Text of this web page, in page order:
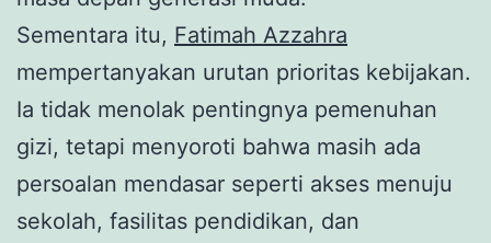
Sementara itu, Fatimah Azzahra
mempertanyakan urutan prioritas kebijakan.
Ia tidak menolak pentingnya pemenuhan
gizi, tetapi menyoroti bahwa masih ada
persoalan mendasar seperti akses menuju
sekolah, fasilitas pendidikan, dan